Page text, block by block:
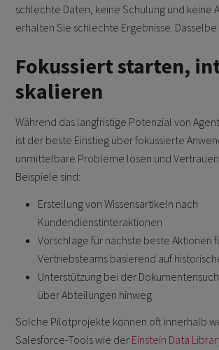
schlechte Daten, keine Schulung und keine
erhalten Sie schlechte Ergebnisse. Dasselbe
Fokussiert starten,
skalieren
Während das langfristige Potenzial von
ist der beste Einstieg über fokussierte
unmittelbare Probleme lösen und Vertrauen
Beispiele sind:
Erstellung von Wissensartikeln nach
Kundendienstinteraktionen
Vorschläge für nächste beste Aktionen
Vertriebsteams basierend auf
Unterstützung bei der
über Abteilungen hinweg
Solche Pilotprojekte können oft innerhalb
Salesforce-Tools wie der Einstein Data